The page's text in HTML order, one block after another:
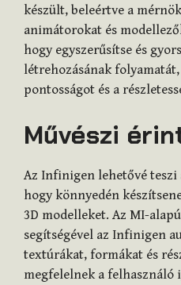
készült, beleértve a
animátorokat és
hogy egyszerűsítse és
létrehozásának
pontosságot és a
Művészi
Az Infinigen lehetővé teszi
hogy könnyedén
3D modelleket. Az MI-
segítségével az Infinigen
textúrákat, formákat és
megfelelnek a felhasználó